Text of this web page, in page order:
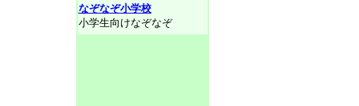
なぞなぞ小学校
小学生向けなぞなぞ